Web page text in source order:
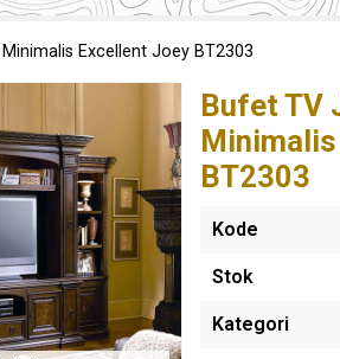
Excellent Joey BT2303
Bufet TV
BT2303
Kode
Stok
Kategori